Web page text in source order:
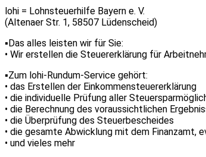
lohi = Lohnsteuerhilfe Bayern e. V.
(Altenaer Str. 1, 58507 Lüdenscheid)
▪️Das alles leisten wir für Sie:
• Wir erstellen die Steuererklärung für
▪️Zum lohi-Rundum-Service gehört:
• das Erstellen der Einkommensteuererklärung
• die individuelle Prüfung aller
• die Berechnung des voraussichtlichen
• die Überprüfung des Steuerbescheides
• die gesamte Abwicklung mit dem Finanzamt,
• und vieles mehr